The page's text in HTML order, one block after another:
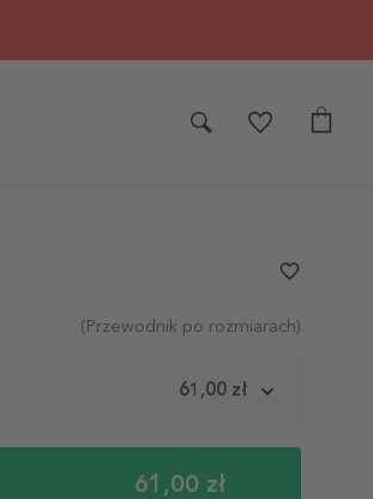
(Przewodnik po rozmiarach)
61,00 zł
61,00 zł
favorite_border